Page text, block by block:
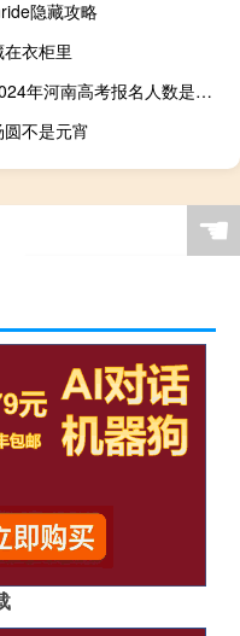
隐藏攻略
在衣柜里
2024年河南高考报名人数是多少
圆不是元宵
☚